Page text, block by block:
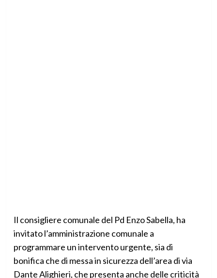
Il consigliere comunale del Pd Enzo Sabella, ha
invitato l’amministrazione comunale a
programmare un intervento urgente, sia di
bonifica che di messa in sicurezza dell’area di via
Dante Alighieri, che presenta anche delle criticità